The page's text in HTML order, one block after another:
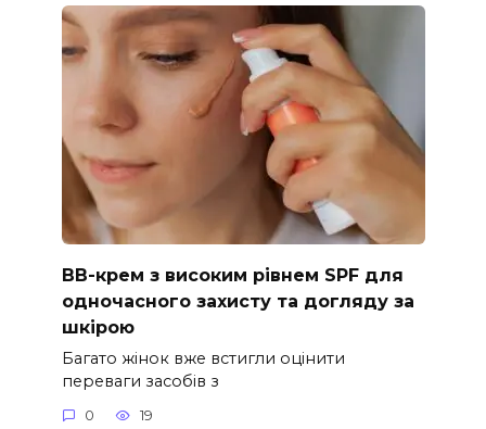
ВВ-крем з високим рівнем SPF для
одночасного захисту та догляду за
шкірою
Багато жінок вже встигли оцінити
переваги засобів з
0 19